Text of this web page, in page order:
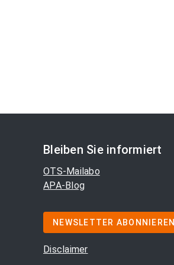
Bleiben Sie informiert
OTS-Mailabo
APA-Blog
NEWSLETTER ABONNIEREN
Disclaimer